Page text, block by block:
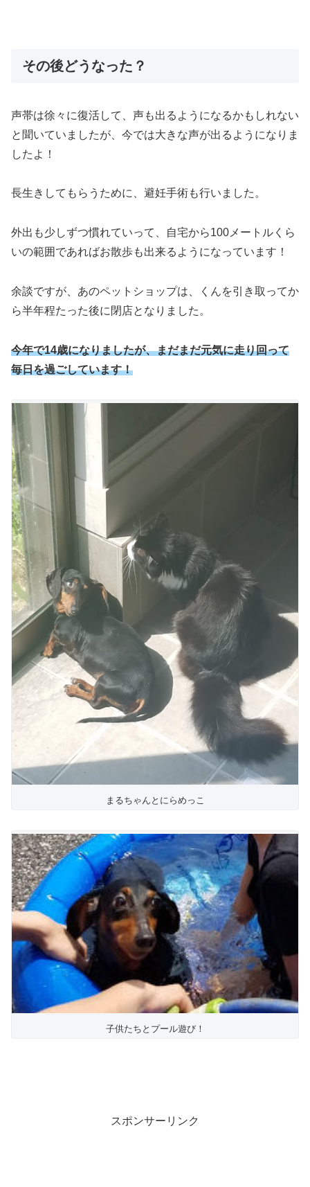
その後どうなった？
声帯は徐々に復活して、声も出るようになるかもしれない
と聞いていましたが、今では大きな声が出るようになりま
したよ！
長生きしてもらうために、避妊手術も行いました。
外出も少しずつ慣れていって、自宅から100メートルくら
いの範囲であればお散歩も出来るようになっています！
余談ですが、あのペットショップは、くんを引き取ってか
ら半年程たった後に閉店となりました。
今年で14歳になりましたが、まだまだ元気に走り回って
毎日を過ごしています！
まるちゃんとにらめっこ
子供たちとプール遊び！
スポンサーリンク